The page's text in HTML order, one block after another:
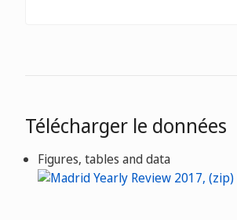
Télécharger le données
Figures, tables and data